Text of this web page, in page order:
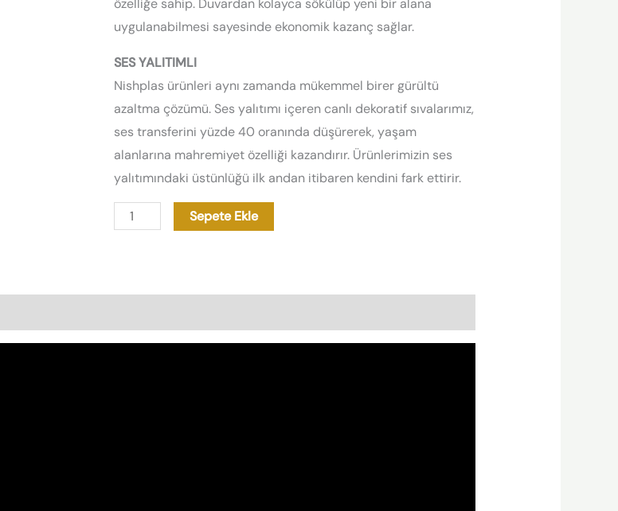
özelliğe sahip. Duvardan kolayca sökülüp yeni bir alana
uygulanabilmesi sayesinde ekonomik kazanç sağlar.
SES YALITIMLI
Nishplas ürünleri aynı zamanda mükemmel birer gürültü
azaltma çözümü. Ses yalıtımı içeren canlı dekoratif sıvalarımız,
ses transferini yüzde 40 oranında düşürerek, yaşam
alanlarına mahremiyet özelliği kazandırır. Ürünlerimizin ses
yalıtımındaki üstünlüğü ilk andan itibaren kendini fark ettirir.
Sepete Ekle